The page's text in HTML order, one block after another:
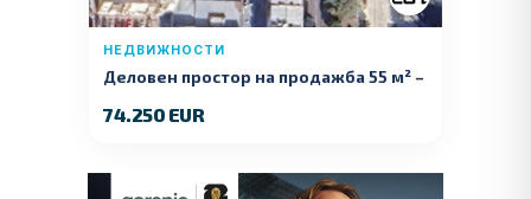
НЕДВИЖНОСТИ
Деловен простор на продажба 55 м² –
74.250 EUR